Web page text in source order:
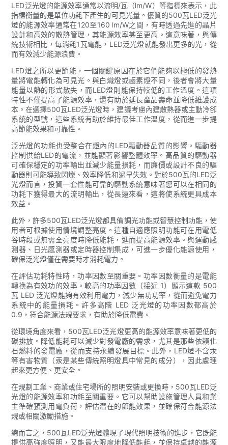
LED泛光燈的能源效率通常以流明/瓦（lm/W）等指標來表示，此
指標衡量的是單位功耗下產生的可見光量。優質的500瓦LED泛光
燈的能源效率通常在120至160 lm/W之間，有時透過先進的晶片
設計和高效的散熱管理，其能源效率甚至更高。這意味著，與傳
統技術相比，每消耗1瓦電能，LED泛光燈就能發出更多的光，從
而有效減少能源浪費。
LED燈之所以更節能，一個關鍵原因在於它們能夠以極低的發熱
量將電能轉化為可見光。與白熾燈或鹵素燈不同，後者會將大量
能量以熱的形式散失，而LED燈則能保持較低的工作溫度。這項
特性不僅提高了能源效率，還有助於延長產品壽命並降低維護成
本。在選擇500瓦LED泛光燈時，建議考慮內建散熱器或主動冷卻
系統的型號，這些系統有助於維持最佳工作溫度，從而進一步提
高節能效果和可靠性。
泛光燈的功耗也受整合在燈內的LED驅動器品質的影響。驅動器
控制供給LED的電流，並能顯著影響整體效率。高品質的驅動器
可確保穩定的功率輸出並減少能量損耗，而廉價或設計不良的驅
動器則可能導致閃爍、效率降低和過早失效。對於500瓦的LED泛
光燈而言，投資一套性能可靠的驅動系統意味著您可以在相同的
功耗下獲得最大的流明輸出，從長遠來看，這將使系統更具成本
效益。
此外，許多500瓦LED泛光燈都具備調光功能或智慧控制功能，使
用者可根據使用情境調整亮度。這種自適應照明功能可在用電低
谷時段或無需全亮度時降低能耗，進而提高能源效率。與運動感
測器、日光感測器或定時器控制集成，可進一步優化能源使用，
確保泛光燈僅在需要時才消耗電力。
在評估功耗特性時，功率因數至關重要。功率因數衡量的是電能
轉換為有效功的效率。較高的功率因數（接近 1）顯示這款 500
瓦 LED 泛光燈能夠有效利用電力，減少無功功率，從而避免電力
系統中的能量損耗。許多高階 LED 泛光燈的功率因數都高於
0.9，符合能源法規要求，有助於降低電費。
從環境角度來看，500瓦LED泛光燈更高的能源效率意味著更低的
碳排放。降低能耗可以減少對發電廠的需求，尤其是那些依賴化
石燃料的發電廠，從而支持永續發展目標。此外，LED燈不含汞
等有害物質（汞是某些傳統照明燈具中常見的成分），因此處理
起來更方便、更安全。
在規劃工業、商業或住宅場所的照明安裝或更換時，500瓦LED泛
光燈的能源效率和功耗至關重要。它可以幫助設施管理人員和業
主準確預測用電負荷，評估潛在的節能效果，並確保符合能源法
規或相關激勵措施。
總而言之，500瓦LED泛光燈體現了現代照明技術的進步，它既能
提供高強度照明，又能最大限度地降低能耗，並保持卓越的能源